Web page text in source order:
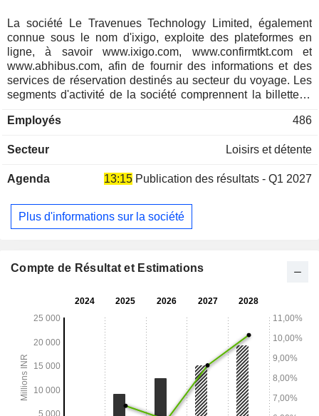
La société Le Travenues Technology Limited, également
connue sous le nom d'ixigo, exploite des plateformes en
ligne, à savoir www.ixigo.com, www.confirmtkt.com et
www.abhibus.com, afin de fournir des informations et des
services de réservation destinés au secteur du voyage. Les
segments d'activité de la société comprennent la billetterie
d'autres services. Le segment de la billetterie aérienne, par
d'appels, permet de réserver et de gérer des billets d'avion
les canaux «entreprise à consommateur» (B2C) et
segment de la billetterie ferroviaire, par le biais d’Internet, de
plateformes mobiles et de centres d’appels, permet de
de la billetterie d’autocar, par le biais d’Internet, de
Employés 486
Secteur Loisirs et détente
Agenda 13:15 Publication des résultats - Q1 2027
Plus d'informations sur la société
Compte de Résultat et Estimations